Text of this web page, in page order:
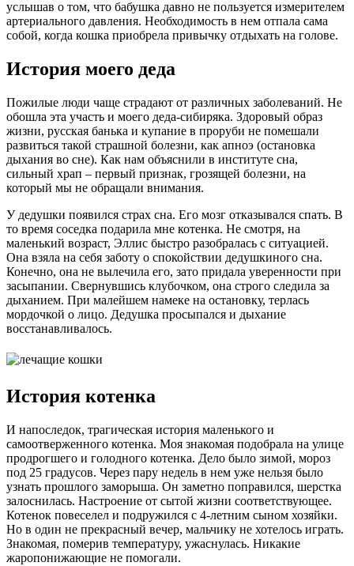
услышав о том, что бабушка давно не пользуется измерителем
артериального давления. Необходимость в нем отпала сама
собой, когда кошка приобрела привычку отдыхать на голове.
История моего деда
Пожилые люди чаще страдают от различных заболеваний. Не
обошла эта участь и моего деда-сибиряка. Здоровый образ
жизни, русская банька и купание в проруби не помешали
развиться такой страшной болезни, как апноэ (остановка
дыхания во сне). Как нам объяснили в институте сна,
сильный храп – первый признак, грозящей болезни, на
который мы не обращали внимания.
У дедушки появился страх сна. Его мозг отказывался спать. В
то время соседка подарила мне котенка. Не смотря, на
маленький возраст, Эллис быстро разобралась с ситуацией.
Она взяла на себя заботу о спокойствии дедушкиного сна.
Конечно, она не вылечила его, зато придала уверенности при
засыпании. Свернувшись клубочком, она строго следила за
дыханием. При малейшем намеке на остановку, терлась
мордочкой о лицо. Дедушка просыпался и дыхание
восстанавливалось.
История котенка
И напоследок, трагическая история маленького и
самоотверженного котенка. Моя знакомая подобрала на улице
продрогшего и голодного котенка. Дело было зимой, мороз
под 25 градусов. Через пару недель в нем уже нельзя было
узнать прошлого заморыша. Он заметно поправился, шерстка
залоснилась. Настроение от сытой жизни соответствующее.
Котенок повеселел и подружился с 4-летним сыном хозяйки.
Но в один не прекрасный вечер, мальчику не хотелось играть.
Знакомая, померив температуру, ужаснулась. Никакие
жаропонижающие не помогали.